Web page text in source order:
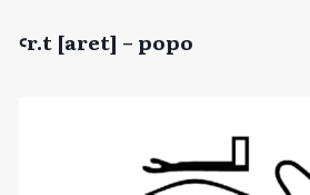
ꜥr.t [aret] – popo